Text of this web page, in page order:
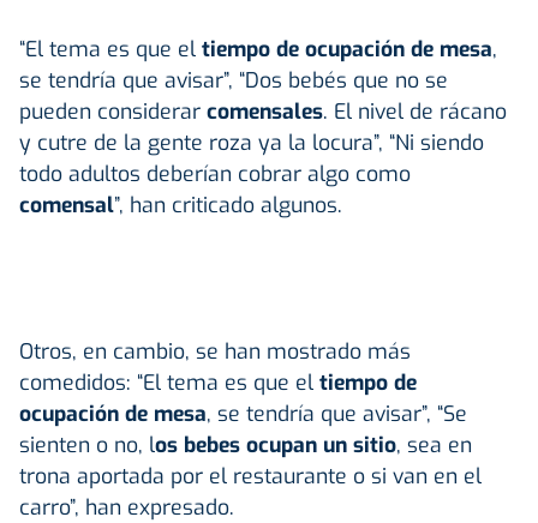
“El tema es que el tiempo de ocupación de mesa,
se tendría que avisar”, “Dos bebés que no se
pueden considerar comensales. El nivel de rácano
y cutre de la gente roza ya la locura”, “Ni siendo
todo adultos deberían cobrar algo como
comensal”, han criticado algunos.
Otros, en cambio, se han mostrado más
comedidos: “El tema es que el tiempo de
ocupación de mesa, se tendría que avisar”, “Se
sienten o no, los bebes ocupan un sitio, sea en
trona aportada por el restaurante o si van en el
carro”, han expresado.